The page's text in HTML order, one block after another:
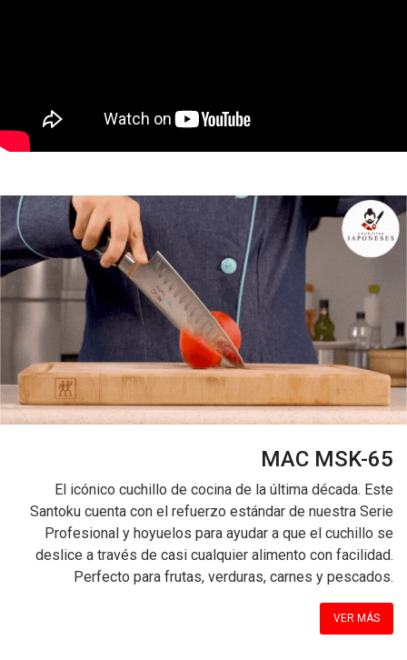
MAC MSK-65
El icónico cuchillo de cocina de la última década. Este
Santoku cuenta con el refuerzo estándar de nuestra Serie
Profesional y hoyuelos para ayudar a que el cuchillo se
deslice a través de casi cualquier alimento con facilidad.
Perfecto para frutas, verduras, carnes y pescados.
VER MÁS